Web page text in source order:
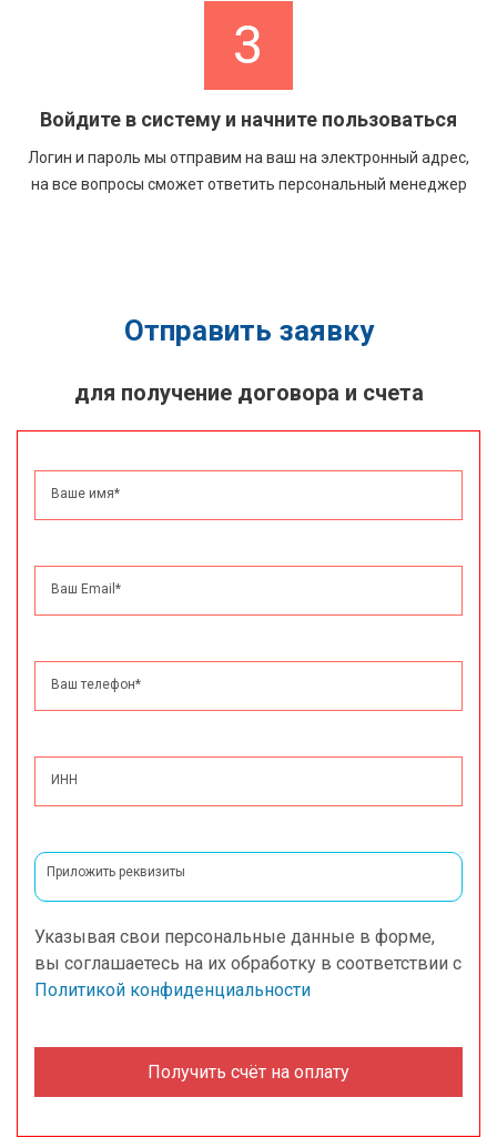
3
Войдите в систему и начните пользоваться
Логин и пароль мы отправим на ваш на электронный адрес,
на все вопросы сможет ответить персональный менеджер
Отправить заявку
для получение договора и счета
Ваше имя*
Ваш Email *
Ваш телефон*
ИНН
Приложить реквизиты
Указывая свои персональные данные в форме,
вы соглашаетесь на их обработку в соответствии с
Политикой конфиденциальности